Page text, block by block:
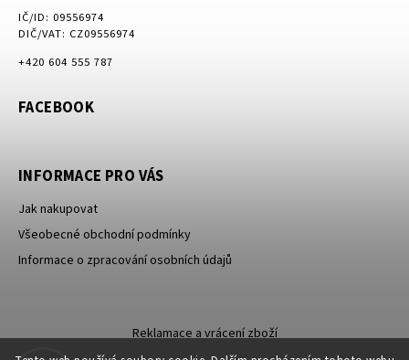
IČ/ID: 09556974
DIČ/VAT: CZ09556974
+420 604 555 787
FACEBOOK
INFORMACE PRO VÁS
Jak nakupovat
Všeobecné obchodní podmínky
Informace o zpracování osobních údajů
Reklamace a vrácení zboží